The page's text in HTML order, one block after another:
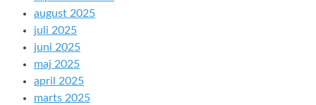
august 2025
juli 2025
juni 2025
maj 2025
april 2025
marts 2025